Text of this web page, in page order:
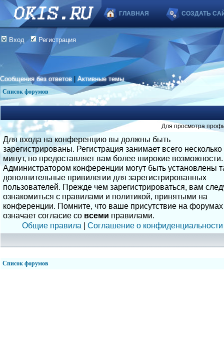
ГЛАВНАЯ СОЗДАТЬ
Вход Регистрация
Сообщения без ответов |Активные темы
Список форумов
Для просмотра
Для входа на конференцию вы должны быть
зарегистрированы. Регистрация занимает всего несколько
минут, но предоставляет вам более широкие возможности.
Администратором конференции могут быть установлены
дополнительные привилегии для зарегистрированных
пользователей. Прежде чем зарегистрироваться, вам
ознакомиться с правилами и политикой, принятыми на
конференции. Помните, что ваше присутствие на форумах
означает согласие со всеми правилами.
Общие правила | Соглашение о конфиденциальности
Список форумов